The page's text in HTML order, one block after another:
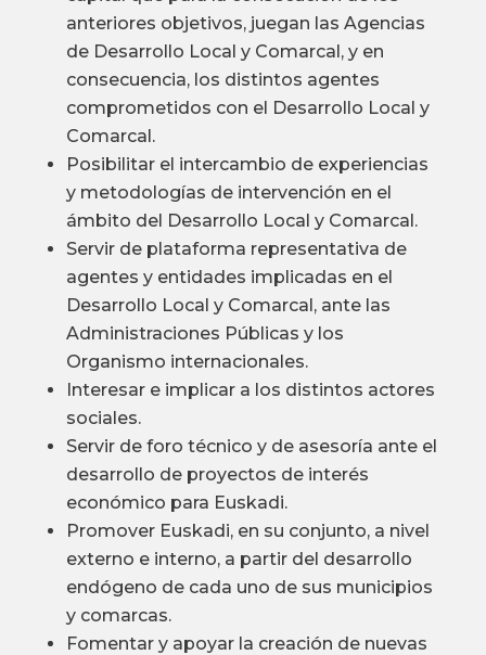
anteriores objetivos, juegan las Agencias
de Desarrollo Local y Comarcal, y en
consecuencia, los distintos agentes
comprometidos con el Desarrollo Local y
Comarcal.
Posibilitar el intercambio de experiencias
y metodologías de intervención en el
ámbito del Desarrollo Local y Comarcal.
Servir de plataforma representativa de
agentes y entidades implicadas en el
Desarrollo Local y Comarcal, ante las
Administraciones Públicas y los
Organismo internacionales.
Interesar e implicar a los distintos actores
sociales.
Servir de foro técnico y de asesoría ante el
desarrollo de proyectos de interés
económico para Euskadi.
Promover Euskadi, en su conjunto, a nivel
externo e interno, a partir del desarrollo
endógeno de cada uno de sus municipios
y comarcas.
Fomentar y apoyar la creación de nuevas